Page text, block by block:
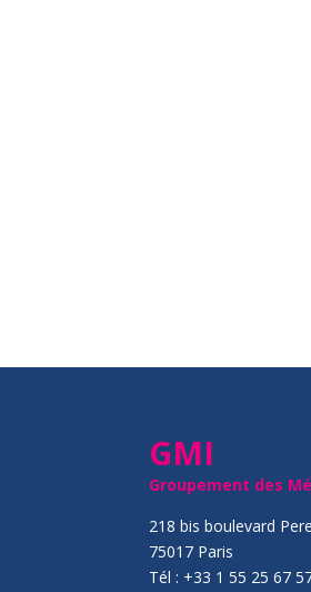
GMI
Groupement des
218 bis boulevard
75017 Paris
Tél : +33 1 55 25 67